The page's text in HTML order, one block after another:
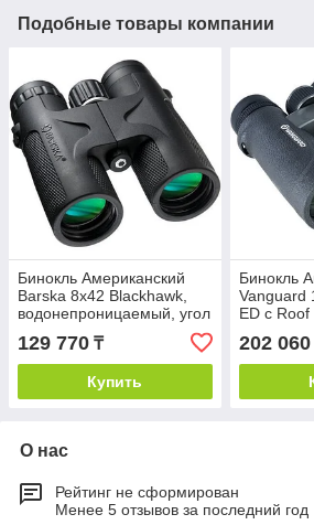
Подобные товары компании
Бинокль Американский
Barska 8x42 Blackhawk,
водонепроницаемый, угол
обзора 6.8 градусов
129 770 ₸
Купить
Бинокль
Vanguard
ED с Roof
Обзора
Черный
202 060
О нас
Рейтинг не сформирован
Менее 5 отзывов за последний год